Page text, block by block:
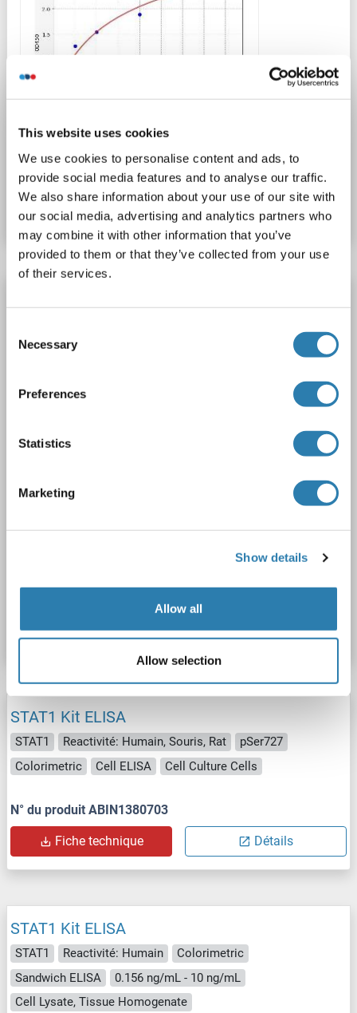
This website uses cookies
We use cookies to personalise content and ads, to
provide social media features and to analyse our traffic.
We also share information about your use of our site with
our social media, advertising and analytics partners who
may combine it with other information that you’ve
provided to them or that they’ve collected from your use
of their services.
Selection
Necessary
Preferences
Statistics
Marketing
Show details
Allow all
Allow selection
N° du produit ABIN6970212
Fiche technique Détails
Sandwich ELISA
Fiche technique Détails
STAT1 Kit ELISA
STAT1 Reactivité: Humain, Souris, Rat
pSer727
Colorimetric
Cell ELISA Cell Culture Cells
N° du produit ABIN1380703
Fiche technique Détails
STAT1 Kit ELISA
STAT1 Reactivité: Humain
Colorimetric
Sandwich ELISA
0.156 ng/mL - 10 ng/mL
Cell Lysate, Tissue Homogenate